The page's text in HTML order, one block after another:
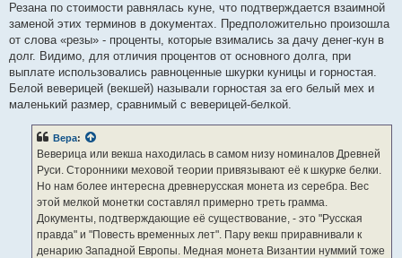
Резана по стоимости равнялась куне, что подтверждается взаимной
заменой этих терминов в документах. Предположительно произошла
от слова «резы» - проценты, которые взимались за дачу денег-кун в
долг. Видимо, для отличия процентов от основного долга, при
выплате использовались равноценные шкурки куницы и горностая.
Белой веверицей (векшей) называли горностая за его белый мех и
маленький размер, сравнимый с веверицей-белкой.
Вера:
Веверица или векша находилась в самом низу номиналов Древней
Руси. Сторонники меховой теории привязывают её к шкурке белки.
Но нам более интересна древнерусская монета из серебра. Вес
этой мелкой монетки составлял примерно треть грамма.
Документы, подтверждающие её существование, - это "Русская
правда" и "Повесть временных лет". Пару векш приравнивали к
денарию Западной Европы. Медная монета Византии нуммий тоже